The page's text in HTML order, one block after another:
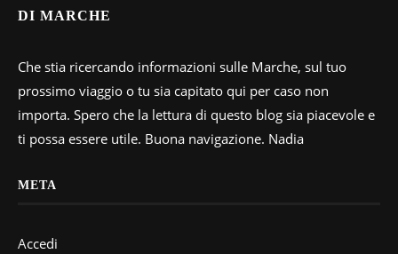
DI MARCHE
Che stia ricercando informazioni sulle Marche, sul tuo
prossimo viaggio o tu sia capitato qui per caso non
importa. Spero che la lettura di questo blog sia piacevole e
ti possa essere utile. Buona navigazione. Nadia
META
Accedi